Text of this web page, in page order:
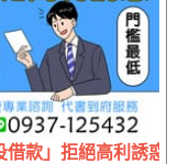
10萬內 週轉好幫手
借款」拒絕高利誘惑